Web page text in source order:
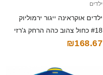
ילדים
ילדים אוקראינה ייגור ירמוליוק
#18 כחול צהוב כהה הרחק ג'רזי
26-28 חולצה קצרה
₪168.67